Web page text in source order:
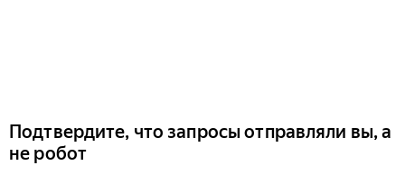
Подтвердите, что запросы отправляли вы, а
не робот